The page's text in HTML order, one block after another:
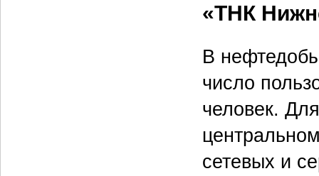
«ТНК
В
число
человек.
сетевых и